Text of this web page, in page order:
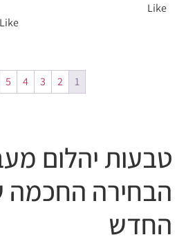
Like
Like
1
2
3
4
5
טבעות יהלום
הבחירה החכמה
החדש